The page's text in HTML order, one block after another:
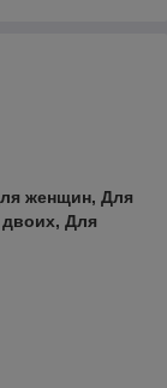
женщин, Для
Для